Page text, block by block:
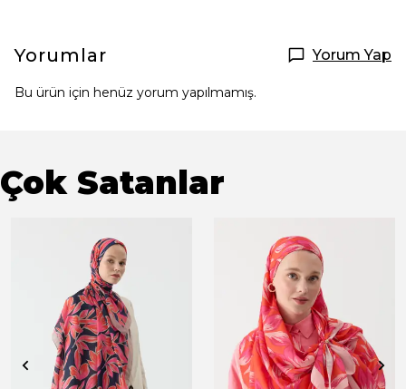
Yorumlar Yorum Yap
Bu ürün için henüz yorum yapılmamış.
Çok Satanlar